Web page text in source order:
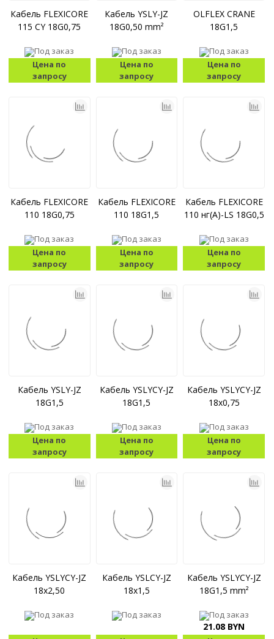
Кабель FLEXICORE
115 CY 18G0,75
Под заказ
Цена по
запросу
Кабель YSLY-JZ
18G0,50 mm²
Под заказ
Цена по
запросу
OLFLEX CRANE
18G1,5
Под заказ
Цена по
запросу
Кабель FLEXICORE
110 18G0,75
Под заказ
Цена по
запросу
Кабель FLEXICORE
110 18G1,5
Под заказ
Цена по
запросу
Кабель FLEXICORE
110 нг(A)-LS 18G0,5
Под заказ
Цена по
запросу
Кабель YSLY-JZ
18G1,5
Под заказ
Цена по
запросу
Кабель YSLYCY-JZ
18G1,5
Под заказ
Цена по
запросу
Кабель YSLYCY-JZ
18x0,75
Под заказ
Цена по
запросу
Кабель YSLYCY-JZ
18x2,50
Под заказ
Кабель YSLCY-JZ
18x1,5
Под заказ
Кабель YSLYCY-JZ
18G1,5 mm²
Под заказ
21.08 BYN